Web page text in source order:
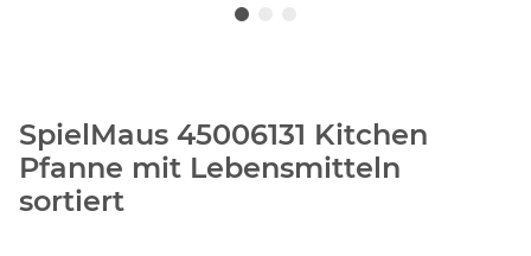
SpielMaus 45006131 Kitchen
Pfanne mit Lebensmitteln
sortiert